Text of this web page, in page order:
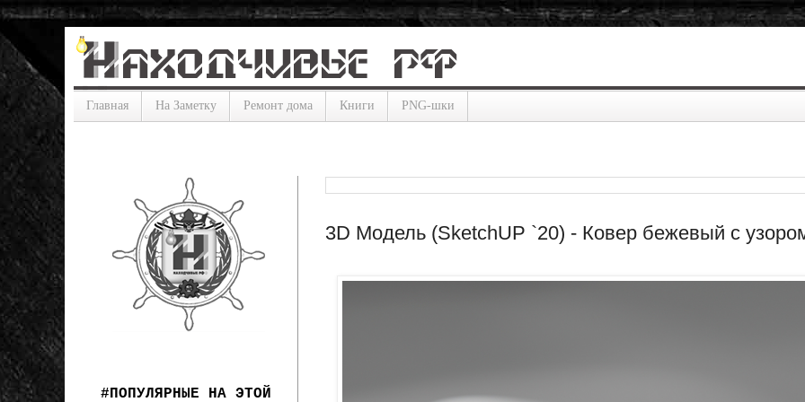
Главная На Заметку Ремонт дома Книги PNG-шки
3D Модель (SketchUP `20) - Ковер бежевый с
#ПОПУЛЯРНЫЕ НА ЭТОЙ